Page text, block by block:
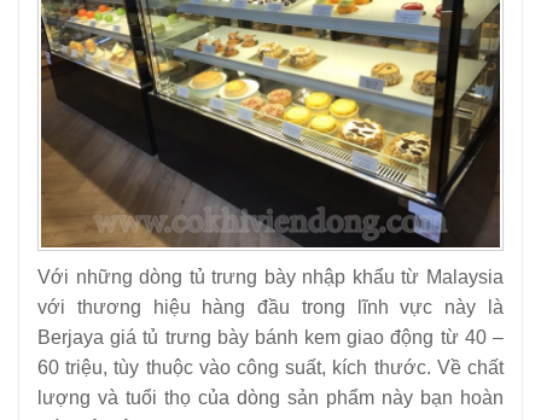
Với những dòng tủ trưng bày nhập khẩu từ Malaysia
với thương hiệu hàng đầu trong lĩnh vực này là
Berjaya giá tủ trưng bày bánh kem giao động từ 40 –
60 triệu, tùy thuộc vào công suất, kích thước. Về chất
lượng và tuổi thọ của dòng sản phẩm này bạn hoàn